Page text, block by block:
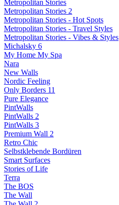
Metropolitan Stories
Metropolitan Stories 2
Metropolitan Stories - Hot Spots
Metropolitan Stories - Travel Styles
Metropolitan Stories - Vibes & Styles
Michalsky 6
My Home My Spa
Nara
New Walls
Nordic Feeling
Only Borders 11
Pure Elegance
PintWalls
PintWalls 2
PintWalls 3
Premium Wall 2
Retro Chic
Selbstklebende Bordüren
Smart Surfaces
Stories of Life
Terra
The BOS
The Wall